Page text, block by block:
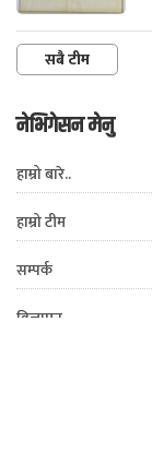
सबै टीम
नेभिगेसन मेनु
हाम्रो बारे..
हाम्रो टीम
सम्पर्क
विज्ञापन